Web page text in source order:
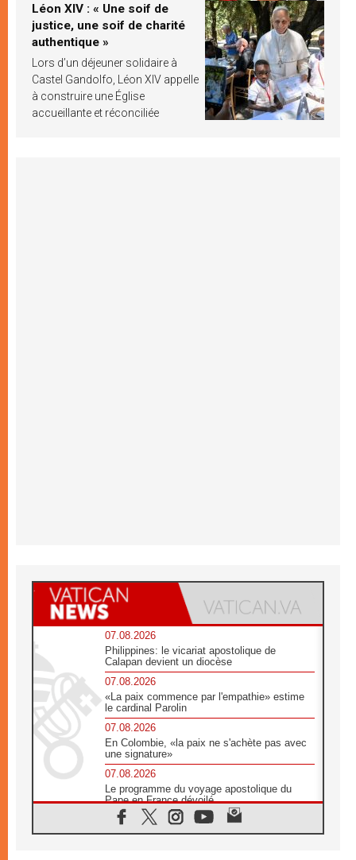
Léon XIV : « Une soif de
justice, une soif de charité
authentique »
Lors d’un déjeuner solidaire à
Castel Gandolfo, Léon XIV appelle
à construire une Église
accueillante et réconciliée
07.08.2026
Philippines: le vicariat apostolique de
Calapan devient un diocèse
07.08.2026
«La paix commence par l'empathie» estime
le cardinal Parolin
07.08.2026
En Colombie, «la paix ne s'achète pas avec
une signature»
07.08.2026
Le programme du voyage apostolique du
Pape en France dévoilé
07.08.2026
1ère Conférence continentale sur l'éducation